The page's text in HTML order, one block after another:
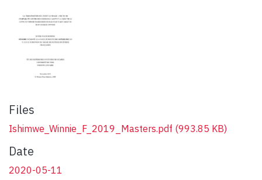
Files
Ishimwe_Winnie_F_2019_Masters.pdf (993.85 KB)
Date
2020-05-11